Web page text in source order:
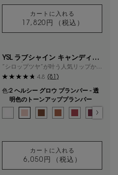
カートに入れる
17,820円
（税込）
モン パリ リュミ
YSL ラブシャイン キャンディグ
レーズ
”シロップツヤ”が叶う人気リップか
ら、スイートな新色登場
4.8 (81)
色:2 ヘルシー グロウ プランパー - 透
明色のトーンアッププランパー
{1} の場合
0 クリスタル グレーズ - ジューシーに瞬
2 ヘルシー グロウ プランパー - 透
3 カカオ ノーパウンダリー -
4 ヌード プレジャー -
5 ピンク サティ
選択済み
6 バーガ
カートに入れる
6,050円
（税込）
YSL ラブシャイン